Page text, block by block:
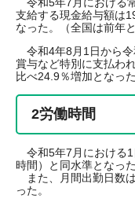
令和5年7月における
支給する現金給与額は
なった。（全国は前年
令和4年8月1日から令
賞与など特別に支払わ
比べ24.9％増加となっ
2労働時間
令和5年7月における1
時間）と同水準となっ
また、月間出勤日数
った。